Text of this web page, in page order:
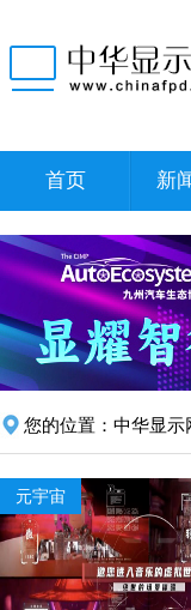
首页 新
您的位置： 中华显示
元宇宙